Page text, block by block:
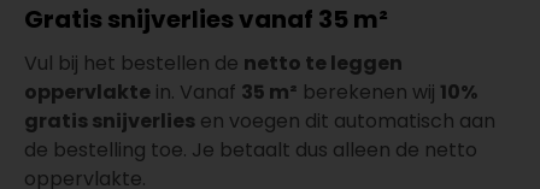
Gratis snijverlies vanaf 35 m²
Vul bij het bestellen de netto te leggen
oppervlakte in. Vanaf 35 m² berekenen wij 10%
gratis snijverlies en voegen dit automatisch aan
de bestelling toe. Je betaalt dus alleen de netto
oppervlakte.